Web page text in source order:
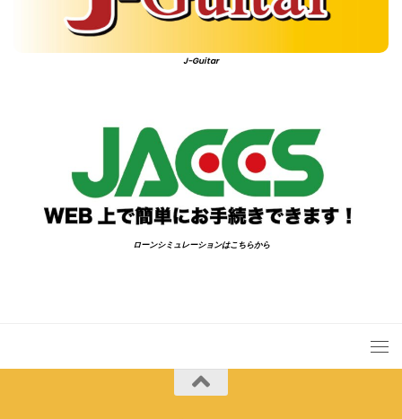
J-Guitar
ローンシミュレーションはこちらから